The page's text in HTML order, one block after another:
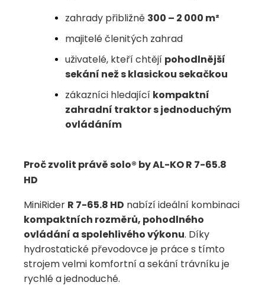
zahrady přibližně 300 – 2 000 m²
majitelé členitých zahrad
uživatelé, kteří chtějí pohodlnější
sekání než s klasickou sekačkou
zákazníci hledající kompaktní
zahradní traktor s jednoduchým
ovládáním
Proč zvolit právě solo® by AL-KO R 7-65.8
HD
MiniRider R 7-65.8 HD nabízí ideální kombinaci
kompaktních rozměrů, pohodlného
ovládání a spolehlivého výkonu. Díky
hydrostatické převodovce je práce s tímto
strojem velmi komfortní a sekání trávníku je
rychlé a jednoduché.